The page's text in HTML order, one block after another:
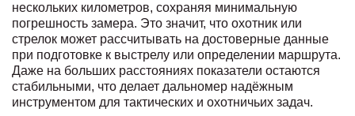
нескольких километров, сохраняя минимальную
погрешность замера. Это значит, что охотник или
стрелок может рассчитывать на достоверные данные
при подготовке к выстрелу или определении маршрута.
Даже на больших расстояниях показатели остаются
стабильными, что делает дальномер надёжным
инструментом для тактических и охотничьих задач.